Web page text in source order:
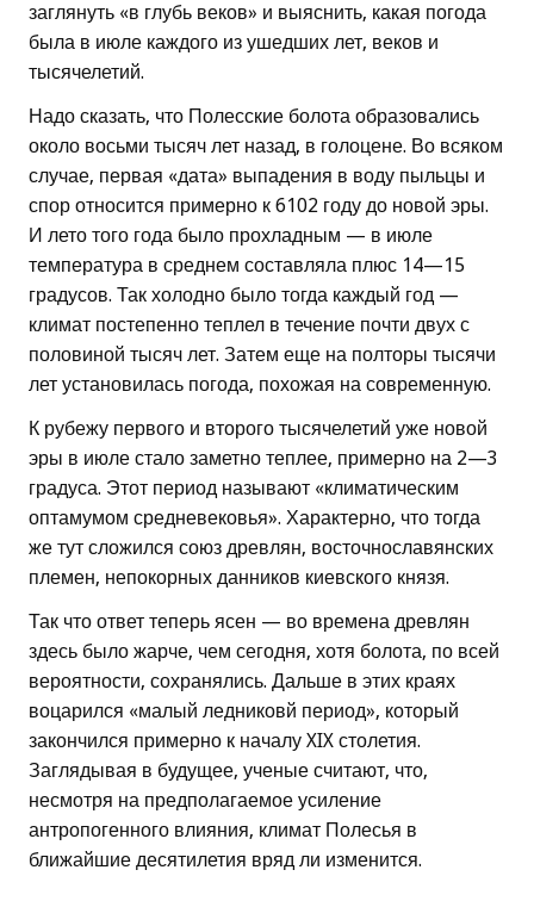
заглянуть «в глубь веков» и выяснить, какая погода
была в июле каждого из ушедших лет, веков и
тысячелетий.
Надо сказать, что Полесские болота образовались
около восьми тысяч лет назад, в голоцене. Во всяком
случае, первая «дата» выпадения в воду пыльцы и
спор относится примерно к 6102 году до новой эры.
И лето того года было прохладным — в июле
температура в среднем составляла плюс 14—15
градусов. Так холодно было тогда каждый год —
климат постепенно теплел в течение почти двух с
половиной тысяч лет. Затем еще на полторы тысячи
лет установилась погода, похожая на современную.
К рубежу первого и второго тысячелетий уже новой
эры в июле стало заметно теплее, примерно на 2—3
градуса. Этот период называют «климатическим
оптамумом средневековья». Характерно, что тогда
же тут сложился союз древлян, восточнославянских
племен, непокорных данников киевского князя.
Так что ответ теперь ясен — во времена древлян
здесь было жарче, чем сегодня, хотя болота, по всей
вероятности, сохранялись. Дальше в этих краях
воцарился «малый ледниковй период», который
закончился примерно к началу XIX столетия.
Заглядывая в будущее, ученые считают, что,
несмотря на предполагаемое усиление
антропогенного влияния, климат Полесья в
ближайшие десятилетия вряд ли изменится.